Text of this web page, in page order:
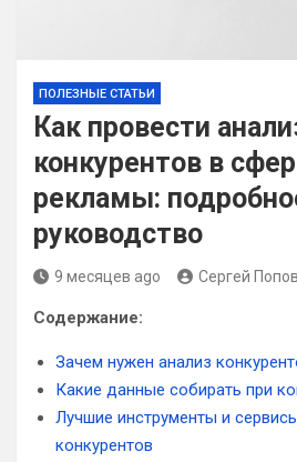
ПОЛЕЗНЫЕ СТАТЬИ
Как провести
конкурентов в
рекламы:
руководство
9 месяцев ago Сергей Попов
Содержание:
Зачем нужен анализ
Какие данные собирать при
Лучшие инструменты и
конкурентов